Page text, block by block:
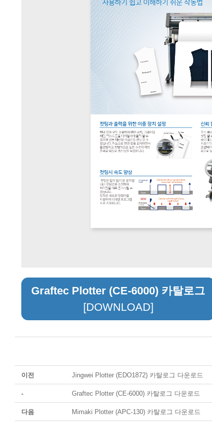
Graftec Plotter (CE-6000) 카탈로그
[DOWNLOAD]
이전 Jingwei Plotter (EDO1872) 카탈로그 다운로드
- Graftec Plotter (CE-6000) 카탈로그 다운로드
다음 Mimaki Plotter (APC-130) 카탈로그 다운로드